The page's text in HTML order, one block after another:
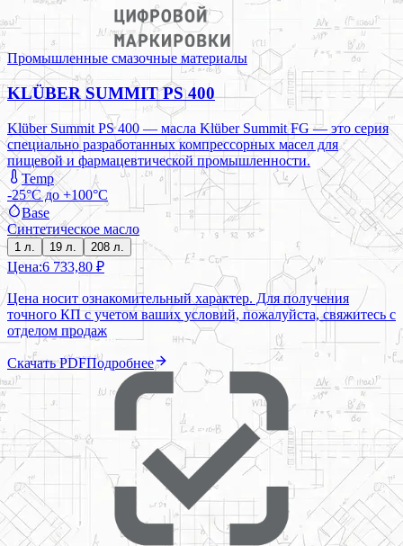
Промышленные смазочные материалы
KLÜBER SUMMIT PS 400
Klüber Summit PS 400 — масла Klüber Summit FG — это серия
специально разработанных компрессорных масел для
пищевой и фармацевтической промышленности.
Temp
-25°C до +100°C
Base
Синтетическое масло
1 л. 19 л. 208 л.
Цена:6 733,80 ₽
Цена носит ознакомительный характер. Для получения
точного КП с учетом ваших условий, пожалуйста, свяжитесь с
отделом продаж
Скачать PDFПодробнее